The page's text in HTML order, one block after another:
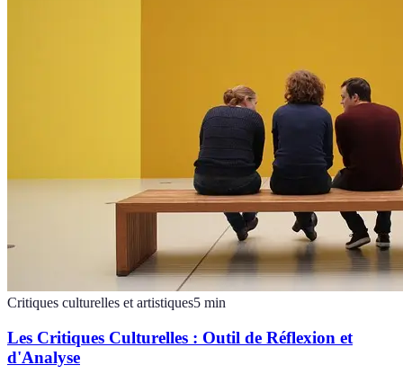
Critiques culturelles et artistiques5 min
Les Critiques Culturelles : Outil de Réflexion et
d'Analyse